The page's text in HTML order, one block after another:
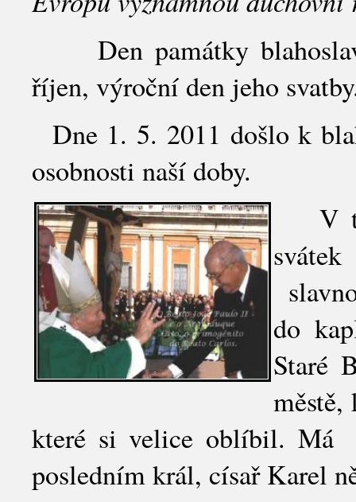
Den památky
říjen, výroční den jeho
Dne 1. 5. 2011 došlo k
osobnosti naší doby.
V
do
Staré
které si velice oblíbil.
posledním král, císař Karel